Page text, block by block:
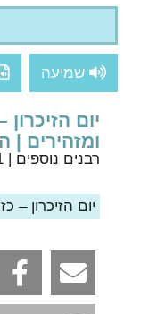
שמיעה
יום
ומזהירים |
רבנים נוספים
יום הזיכרון –